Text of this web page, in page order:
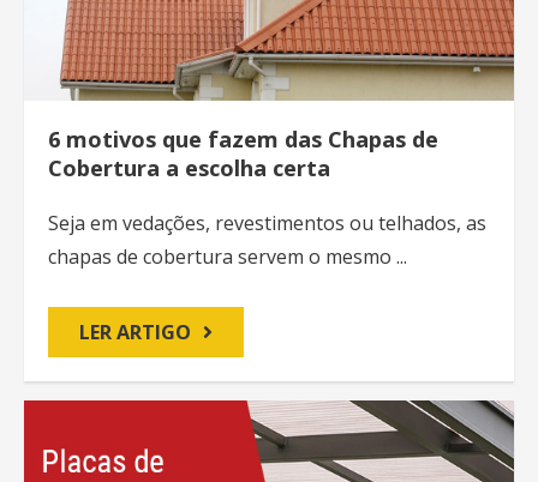
6 motivos que fazem das Chapas de
Cobertura a escolha certa
Seja em vedações, revestimentos ou telhados, as
chapas de cobertura servem o mesmo ...
LER ARTIGO